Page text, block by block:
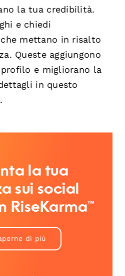
la tua credibilità.
e chiedi
che mettano in risalto
Queste aggiungono
e migliorano la
in questo
.
la tua
sui social
RiseKarma™
di più